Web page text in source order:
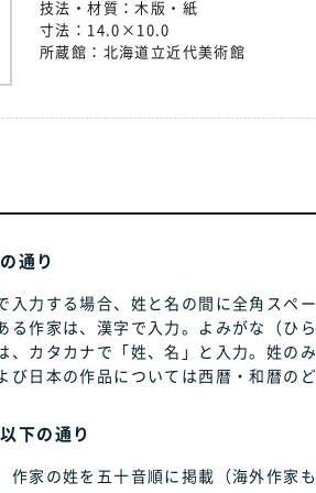
技法・材質： 木版・紙
寸法： 14.0×10.0
所蔵館： 北海道立近代美術館
通り
入力する場合、姓と名の間に全角スペ
る作家は、漢字で入力。よみがな（ひ
、カタカナで「姓、名」と入力。姓の
び日本の作品については西暦・和暦
下の通り
作家の姓を五十音順に掲載（海外作家